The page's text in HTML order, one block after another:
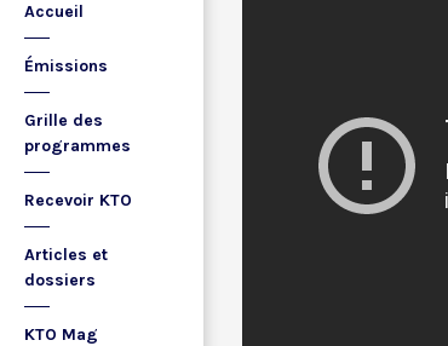
Accueil
Émissions
Grille des
programmes
Recevoir KTO
Articles et
dossiers
KTO Mag